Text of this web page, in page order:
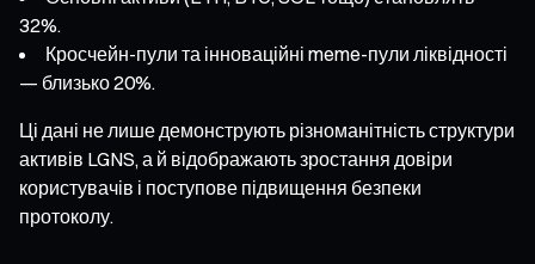
32%.
Кросчейн-пули та інноваційні meme-пули ліквідності
— близько 20%.
Ці дані не лише демонструють різноманітність структури
активів LGNS, а й відображають зростання довіри
користувачів і поступове підвищення безпеки
протоколу.